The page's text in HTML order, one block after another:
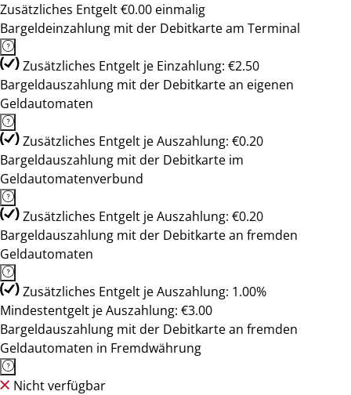
Zusätzliches Entgelt €0.00 einmalig
Bargeldeinzahlung mit der Debitkarte am Terminal
Zusätzliches Entgelt je Einzahlung: €2.50
Bargeldauszahlung mit der Debitkarte an eigenen
Geldautomaten
Zusätzliches Entgelt je Auszahlung: €0.20
Bargeldauszahlung mit der Debitkarte im
Geldautomatenverbund
Zusätzliches Entgelt je Auszahlung: €0.20
Bargeldauszahlung mit der Debitkarte an fremden
Geldautomaten
Zusätzliches Entgelt je Auszahlung: 1.00%
Mindestentgelt je Auszahlung: €3.00
Bargeldauszahlung mit der Debitkarte an fremden
Geldautomaten in Fremdwährung
Nicht verfügbar